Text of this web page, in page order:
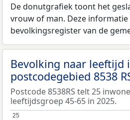
De donutgrafiek toont het
vrouw of man. Deze
bevolkingsregister van de
Bevolking naar leeftijd
postcodegebied 8538
Postcode 8538RS telt 25
leeftijdsgroep 45-65 in 2025.
25
25